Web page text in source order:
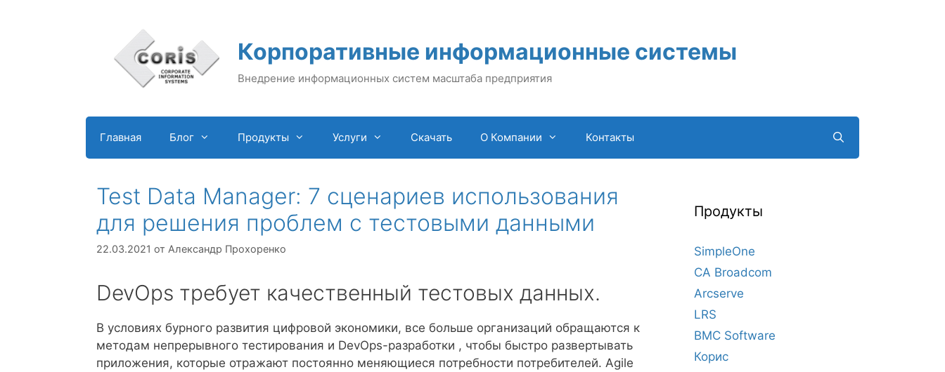
Корпоративные информационные системы
Внедрение информационных систем масштаба предприятия
Главная Блог Продукты Услуги Скачать О Компании Контакты
Test Data Manager: 7 сценариев использования
для решения проблем с тестовыми данными
22.03.2021 от Александр Прохоренко
DevOps требует качественный тестовых данных.
В условиях бурного развития цифровой экономики, все больше организаций обращаются к
методам непрерывного тестирования и DevOps-разработки , чтобы быстро развертывать
приложения, которые отражают постоянно меняющиеся потребности потребителей. Agile
Продукты
SimpleOne
CA Broadcom
Arcserve
LRS
BMC Software
Корис